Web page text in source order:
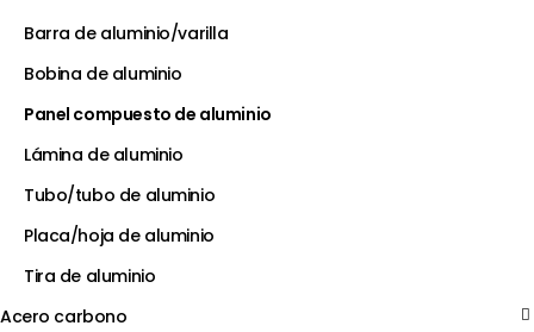
Barra de aluminio/varilla
Bobina de aluminio
Panel compuesto de aluminio
Lámina de aluminio
Tubo/tubo de aluminio
Placa/hoja de aluminio
Tira de aluminio
Acero carbono